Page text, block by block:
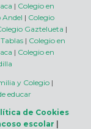
| Colegio en
Andel | Colegio
Gaztelueta |
| Colegio en
| Colegio en
y Colegio |
educar
de Cookies
escolar |